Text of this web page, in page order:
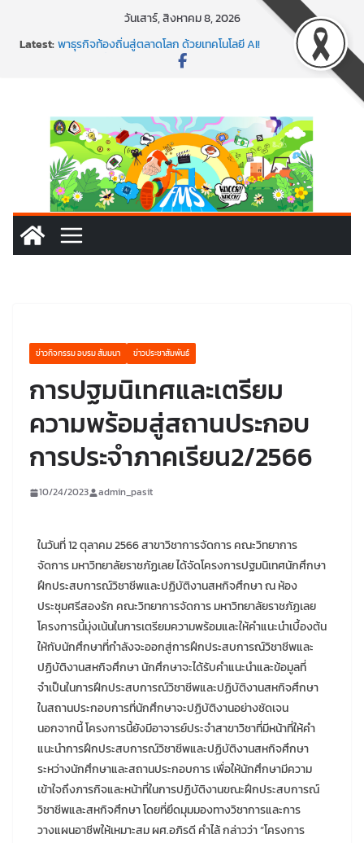
วันเสาร์, สิงหาคม 8, 2026
Latest:พร้อมลุยแล้ว! ปักหมุดโรดแมป AI อัปสกิลธุรกิจให้พุ่งทะยาน
พาธุรกิจท้องถิ่นสู่ตลาดโลก ด้วยเทคโนโลยี AI!
นอกจากเทคโนโลยีจะล้ำ หัวใจคนทำธุรกิจก็ต้องสตรอง!
ข่าวกิจกรรม อบรม สัมมนา ข่าวประชาสัมพันธ์
การปฐมนิเทศและเตรียม
ความพร้อมสู่สถานประกอบ
การประจำภาคเรียน2/2566
10/24/2023 admin_pasit
ในวันที่ 12 ตุลาคม 2566 สาขาวิชาการจัดการ คณะวิทยาการ
จัดการ มหาวิทยาลัยราชภัฏเลย ได้จัดโครงการปฐมนิเทศนักศึกษา
ฝึกประสบการณ์วิชาชีพและปฏิบัติงานสหกิจศึกษา ณ ห้อง
ประชุมศรีสองรัก คณะวิทยาการจัดการ มหาวิทยาลัยราชภัฏเลย
โครงการนี้มุ่งเน้นในการเตรียมความพร้อมและให้คำแนะนำเบื้องต้น
ให้กับนักศึกษาที่กำลังจะออกสู่การฝึกประสบการณ์วิชาชีพและ
ปฏิบัติงานสหกิจศึกษา นักศึกษาจะได้รับคำแนะนำและข้อมูลที่
จำเป็นในการฝึกประสบการณ์วิชาชีพและปฏิบัติงานสหกิจศึกษา
ในสถานประกอบการที่นักศึกษาจะปฏิบัติงานอย่างชัดเจน
นอกจากนี้ โครงการนี้ยังมีอาจารย์ประจำสาขาวิชาที่มีหน้าที่ให้คำ
แนะนำการฝึกประสบการณ์วิชาชีพและปฏิบัติงานสหกิจศึกษา
ระหว่างนักศึกษาและสถานประกอบการ เพื่อให้นักศึกษามีความ
เข้าใจถึงภารกิจและหน้าที่ในการปฏิบัติงานขณะฝึกประสบการณ์
วิชาชีพและสหกิจศึกษา โดยที่ยึดมุมมองทางวิชาการและการ
วางแผนอาชีพให้เหมาะสม ผศ.อภิรดี คำไล้ กล่าวว่า “โครงการ